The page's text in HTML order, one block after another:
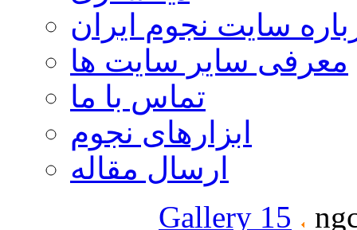
سایت نجوم ایران
معرفی سایر سایت ها
تماس با ما
ابزارهای نجوم
ارسال مقاله
Gallery 15